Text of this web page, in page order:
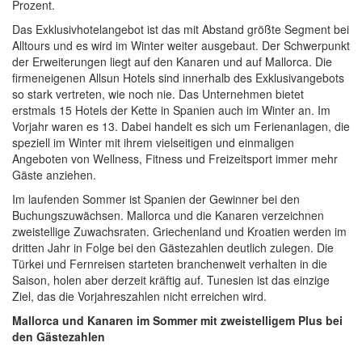
Prozent.
Das Exklusivhotelangebot ist das mit Abstand größte Segment bei
Alltours und es wird im Winter weiter ausgebaut. Der Schwerpunkt
der Erweiterungen liegt auf den Kanaren und auf Mallorca. Die
firmeneigenen Allsun Hotels sind innerhalb des Exklusivangebots
so stark vertreten, wie noch nie. Das Unternehmen bietet
erstmals 15 Hotels der Kette in Spanien auch im Winter an. Im
Vorjahr waren es 13. Dabei handelt es sich um Ferienanlagen, die
speziell im Winter mit ihrem vielseitigen und einmaligen
Angeboten von Wellness, Fitness und Freizeitsport immer mehr
Gäste anziehen.
Im laufenden Sommer ist Spanien der Gewinner bei den
Buchungszuwächsen. Mallorca und die Kanaren verzeichnen
zweistellige Zuwachsraten. Griechenland und Kroatien werden im
dritten Jahr in Folge bei den Gästezahlen deutlich zulegen. Die
Türkei und Fernreisen starteten branchenweit verhalten in die
Saison, holen aber derzeit kräftig auf. Tunesien ist das einzige
Ziel, das die Vorjahreszahlen nicht erreichen wird.
Mallorca und Kanaren im Sommer mit zweistelligem Plus bei
den Gästezahlen